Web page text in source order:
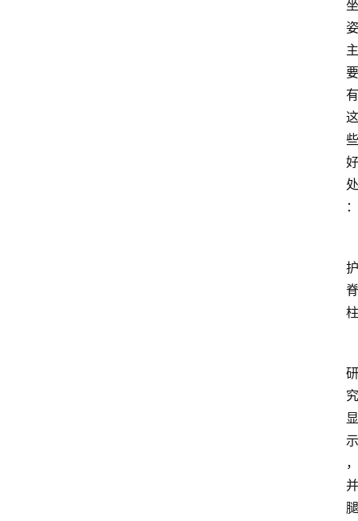
坐
姿
主
要
有
这
些
好
处
：
护
脊
柱
研
究
显
示
，
并
腿